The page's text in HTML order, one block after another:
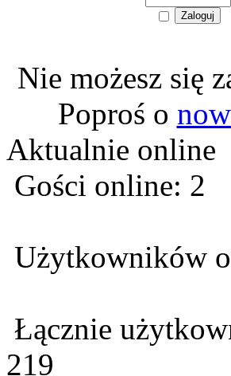
Nie możesz się
Poproś o
Aktualnie online
Gości online: 2
Użytkowników
Łącznie
219